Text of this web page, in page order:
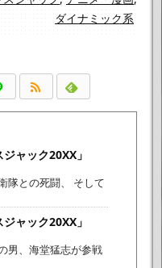
ダイナミック系
ャック20XX」
隊との死闘、 そして
ャック20XX」
男、海堂猛志が参戦